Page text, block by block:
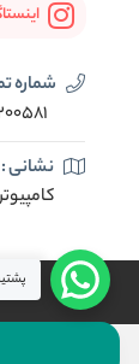
شماره
نشانی :